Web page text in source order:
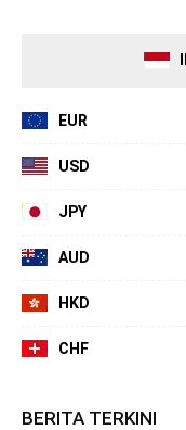
EUR
USD
JPY
AUD
HKD
CHF
BERITA TERKINI